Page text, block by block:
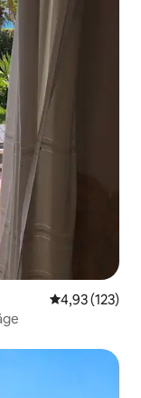
4,93 av 5 i
4,93 (123)